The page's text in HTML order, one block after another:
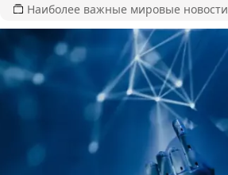
Наиболее важные мировые новости